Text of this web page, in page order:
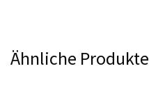
Ähnliche Produkte